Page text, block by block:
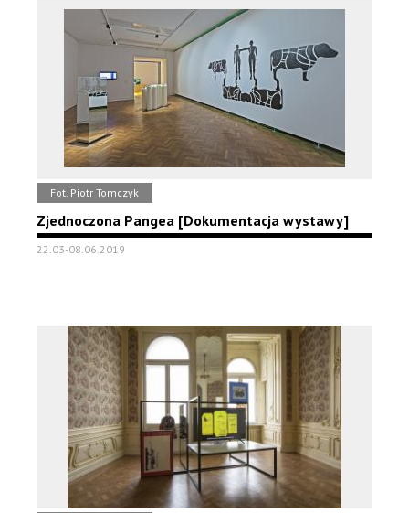
Fot. Piotr Tomczyk
Zjednoczona Pangea [Dokumentacja wystawy]
22.03-08.06.2019